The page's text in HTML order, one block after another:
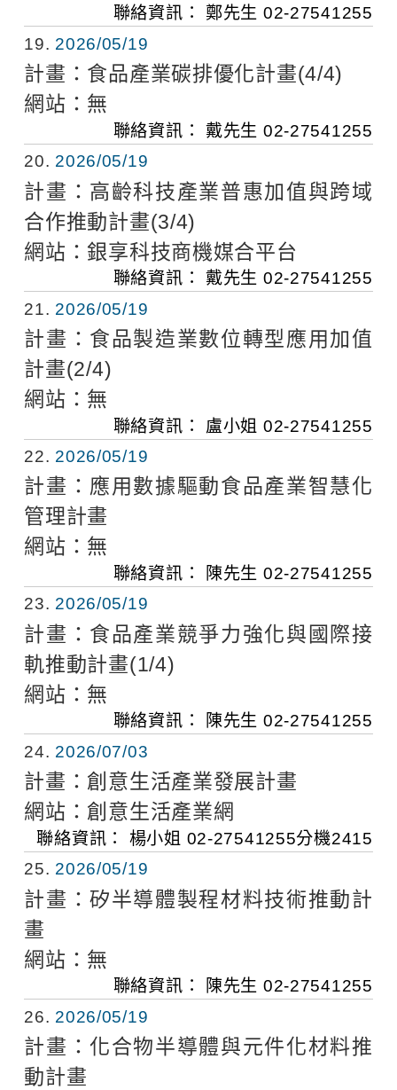
聯絡資訊： 鄭先生 02-27541255
19
2026/05/19
計畫： 食品產業碳排優化計畫(4/4)
網站： 無
聯絡資訊： 戴先生 02-27541255
20
2026/05/19
計畫： 高齡科技產業普惠加值與跨域
合作推動計畫(3/4)
網站： 銀享科技商機媒合平台
聯絡資訊： 戴先生 02-27541255
21
2026/05/19
計畫： 食品製造業數位轉型應用加值
計畫(2/4)
網站： 無
聯絡資訊： 盧小姐 02-27541255
22
2026/05/19
計畫： 應用數據驅動食品產業智慧化
管理計畫
網站： 無
聯絡資訊： 陳先生 02-27541255
23
2026/05/19
計畫： 食品產業競爭力強化與國際接
軌推動計畫(1/4)
網站： 無
聯絡資訊： 陳先生 02-27541255
24
2026/07/03
計畫： 創意生活產業發展計畫
網站： 創意生活產業網
聯絡資訊： 楊小姐 02-27541255分機2415
25
2026/05/19
計畫：矽半導體製程材料技術推動計
畫
網站： 無
聯絡資訊： 陳先生 02-27541255
26
2026/05/19
計畫： 化合物半導體與元件化材料推
動計畫